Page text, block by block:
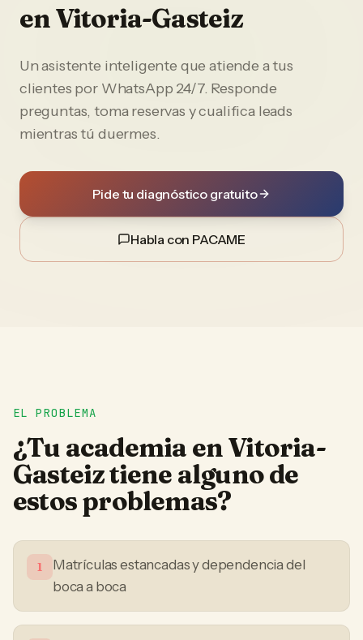
enVitoria-Gasteiz
Un asistente inteligente que atiende a tus
clientes por WhatsApp 24/7. Responde
preguntas, toma reservas y cualifica leads
mientras tú duermes.
Pide tu diagnóstico gratuito
Habla con PACAME
EL PROBLEMA
¿Tu academia enVitoria-
Gasteiztiene alguno de
estos problemas?
1
Matrículas estancadas y dependencia del
boca a boca